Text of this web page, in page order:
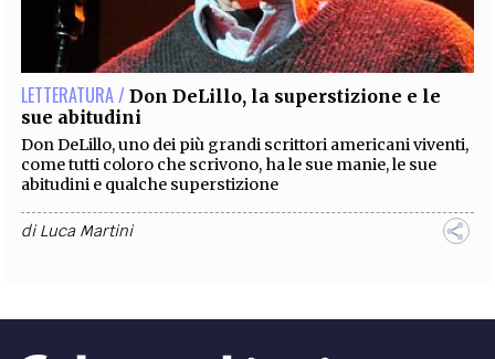
EXTRA
CODICI RUBRICHE LIBRI PROCEEDINGS PUBBLICITÀ CONTATTI
SOCIAL MEDIA
LETTERATURA / Don DeLillo, la superstizione e le
sue abitudini
Don DeLillo, uno dei più grandi scrittori americani viventi,
come tutti coloro che scrivono, ha le sue manie, le sue
abitudini e qualche superstizione
diLuca Martini